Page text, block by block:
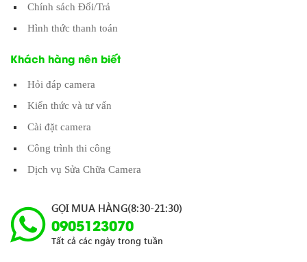
Chính sách Đổi/Trả
Hình thức thanh toán
Khách hàng nên biết
Hỏi đáp camera
Kiến thức và tư vấn
Cài đặt camera
Công trình thi công
Dịch vụ Sửa Chữa Camera
GỌI MUA HÀNG(8:30-21:30)
0905123070
Tất cả các ngày trong tuần